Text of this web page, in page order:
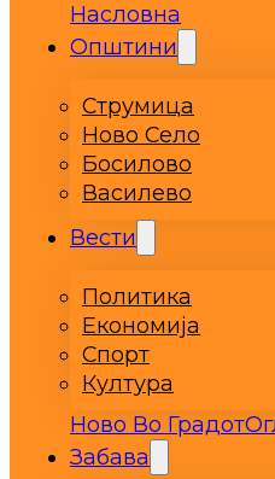
Насловна
Општини
Струмица
Ново Село
Босилово
Василево
Вести
Политика
Економија
Спорт
Култура
Ново Во Градот
Забава